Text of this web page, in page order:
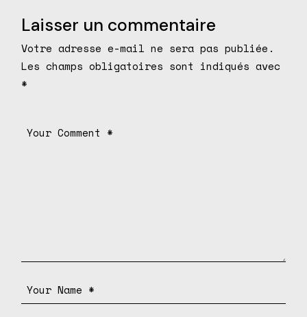
Laisser un commentaire
Votre adresse e-mail ne sera pas publiée.
Les champs obligatoires sont indiqués avec
*